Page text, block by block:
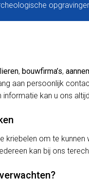
, bouwfirma’s,
aan persoonlijk
informatie kan u ons
kriebelen om te
kan bij ons